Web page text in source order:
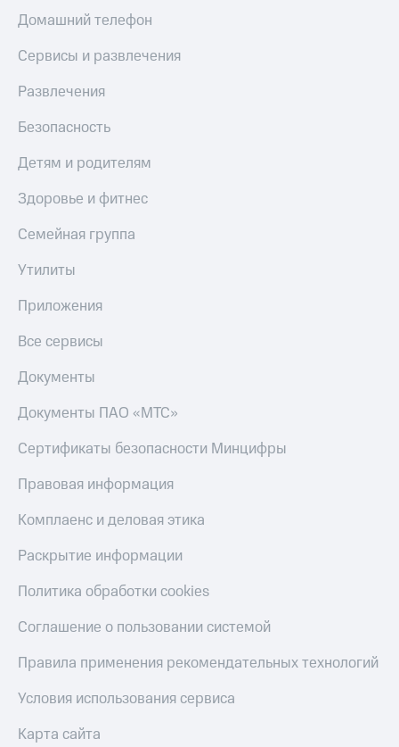
Деньги
Накопления
Откладывайте
и получайте
Платежи
и
переводы
Пополнить
номер
автоплатежа
Пополнить
другого
интернета
ТВ
Переводы
телефона
на карту
МТС Pay
Оплата
коду
Смартфоны
до 40%
покупке
МТС
Домашний телефон
Сервисы и развлечения
Развлечения
Безопасность
Детям и родителям
Здоровье и фитнес
Семейная группа
Утилиты
Приложения
Все сервисы
Документы
Документы ПАО «МТС»
Сертификаты безопасности Минцифры
Правовая информация
Комплаенс и деловая этика
Раскрытие информации
Политика обработки cookies
Соглашение о пользовании системой
Правила применения рекомендательных технологий
Условия использования сервиса
Карта сайта